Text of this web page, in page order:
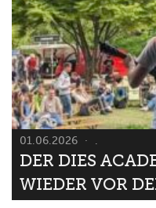
01.06.2026 .
DER DIES
WIEDER VOR